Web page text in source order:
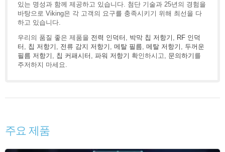
있는 명성과 함께 제공하고 있습니다. 첨단 기술과 25년의 경험을
바탕으로 Viking은 각 고객의 요구를 충족시키기 위해 최선을 다
하고 있습니다.
우리의 품질 좋은 제품을 전력 인덕터 , 박막 칩 저항기 , RF 인덕
터 , 칩 저항기 , 전류 감지 저항기 , 메탈 필름, 메탈 저항기 , 두꺼운
필름 저항기 , 칩 커패시터 , 파워 저항기 확인하시고, 문의하기 를
주저하지 마세요.
주요 제품